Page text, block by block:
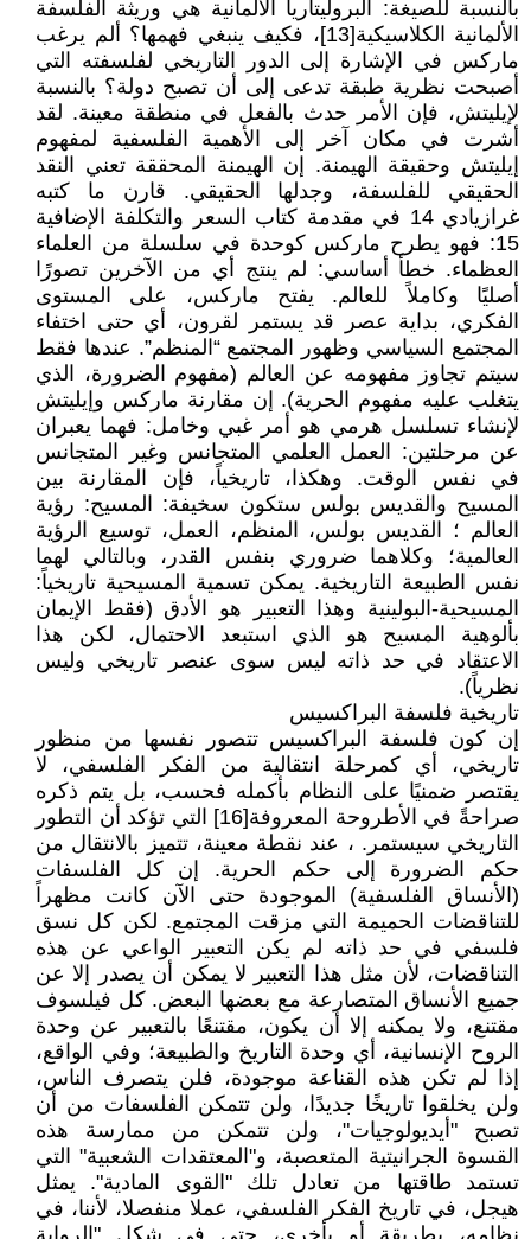
بالنسبة للصيغة: البروليتاريا الألمانية هي وريثة الفلسفة
الألمانية الكلاسيكية[13]، فكيف ينبغي فهمها؟ ألم يرغب
ماركس في الإشارة إلى الدور التاريخي لفلسفته التي
أصبحت نظرية طبقة تدعى إلى أن تصبح دولة؟ بالنسبة
لإيليتش، فإن الأمر حدث بالفعل في منطقة معينة. لقد
أشرت في مكان آخر إلى الأهمية الفلسفية لمفهوم
إيليتش وحقيقة الهيمنة. إن الهيمنة المحققة تعني النقد
الحقيقي للفلسفة، وجدلها الحقيقي. قارن ما كتبه
غرازيادي 14 في مقدمة كتاب السعر والتكلفة الإضافية
15: فهو يطرح ماركس كوحدة في سلسلة من العلماء
العظماء. خطأ أساسي: لم ينتج أي من الآخرين تصورًا
أصليًا وكاملاً للعالم. يفتح ماركس، على المستوى
الفكري، بداية عصر قد يستمر لقرون، أي حتى اختفاء
المجتمع السياسي وظهور المجتمع “المنظم”. عندها فقط
سيتم تجاوز مفهومه عن العالم (مفهوم الضرورة، الذي
يتغلب عليه مفهوم الحرية). إن مقارنة ماركس وإيليتش
لإنشاء تسلسل هرمي هو أمر غبي وخامل: فهما يعبران
عن مرحلتين: العمل العلمي المتجانس وغير المتجانس
في نفس الوقت. وهكذا، تاريخياً، فإن المقارنة بين
المسيح والقديس بولس ستكون سخيفة: المسيح: رؤية
العالم ؛ القديس بولس، المنظم، العمل، توسيع الرؤية
العالمية؛ وكلاهما ضروري بنفس القدر، وبالتالي لهما
نفس الطبيعة التاريخية. يمكن تسمية المسيحية تاريخياً:
المسيحية-البولينية وهذا التعبير هو الأدق (فقط الإيمان
بألوهية المسيح هو الذي استبعد الاحتمال، لكن هذا
الاعتقاد في حد ذاته ليس سوى عنصر تاريخي وليس
نظرياً).
تاريخية فلسفة البراكسيس
إن كون فلسفة البراكسيس تتصور نفسها من منظور
تاريخي، أي كمرحلة انتقالية من الفكر الفلسفي، لا
يقتصر ضمنيًا على النظام بأكمله فحسب، بل يتم ذكره
صراحةً في الأطروحة المعروفة[16] التي تؤكد أن التطور
التاريخي سيستمر. ، عند نقطة معينة، تتميز بالانتقال من
حكم الضرورة إلى حكم الحرية. إن كل الفلسفات
(الأنساق الفلسفية) الموجودة حتى الآن كانت مظهراً
للتناقضات الحميمة التي مزقت المجتمع. لكن كل نسق
فلسفي في حد ذاته لم يكن التعبير الواعي عن هذه
التناقضات، لأن مثل هذا التعبير لا يمكن أن يصدر إلا عن
جميع الأنساق المتصارعة مع بعضها البعض. كل فيلسوف
مقتنع، ولا يمكنه إلا أن يكون، مقتنعًا بالتعبير عن وحدة
الروح الإنسانية، أي وحدة التاريخ والطبيعة؛ وفي الواقع،
إذا لم تكن هذه القناعة موجودة، فلن يتصرف الناس،
ولن يخلقوا تاريخًا جديدًا، ولن تتمكن الفلسفات من أن
تصبح "أيديولوجيات"، ولن تتمكن من ممارسة هذه
القسوة الجرانيتية المتعصبة، و"المعتقدات الشعبية" التي
تستمد طاقتها من تعادل تلك "القوى المادية". يمثل
هيجل، في تاريخ الفكر الفلسفي، عملا منفصلا، لأننا، في